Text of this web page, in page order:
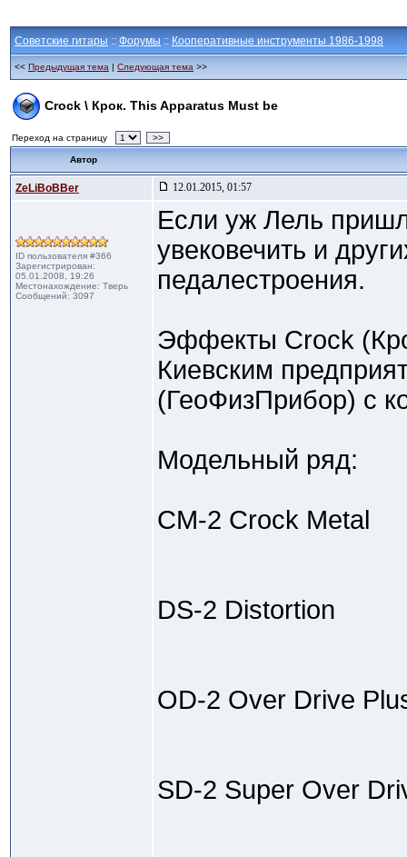
Советские гитары :: Форумы :: Кооперативные инструменты 1986-1998
<< Предыдущая тема | Следующая тема >>
Crock \ Крок. This Apparatus Must be
Переход на страницу >>
Автор
ZeLiBoBBer 12.01.2015, 01:57
ID пользователя #366
Зарегистрирован:
05.01.2008, 19:26
Местонахождение: Тверь
Сообщений: 3097
Если уж Лель
увековечить и
педалестроения.
Эффекты Crock
Киевским
(ГеоФизПрибор) с
Модельный ряд:
CM-2 Crock Metal
DS-2 Distortion
OD-2 Over Drive
SD-2 Super Over